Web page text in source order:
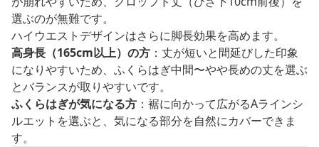
選ぶのが無難です。
ハイウエストデザインはさらに脚長効果を高めます。
高身長（165cm以上）の方 ：丈が短いと間延びした印象
になりやすいため、ふくらはぎ中間〜やや長めの丈を選ぶ
とバランスが取りやすいです。
ふくらはぎが気になる方 ：裾に向かって広がるAラインシ
ルエットを選ぶと、気になる部分を自然にカバーできま
す。